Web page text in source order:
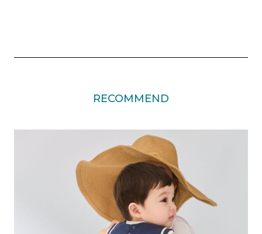
RECOMMEND